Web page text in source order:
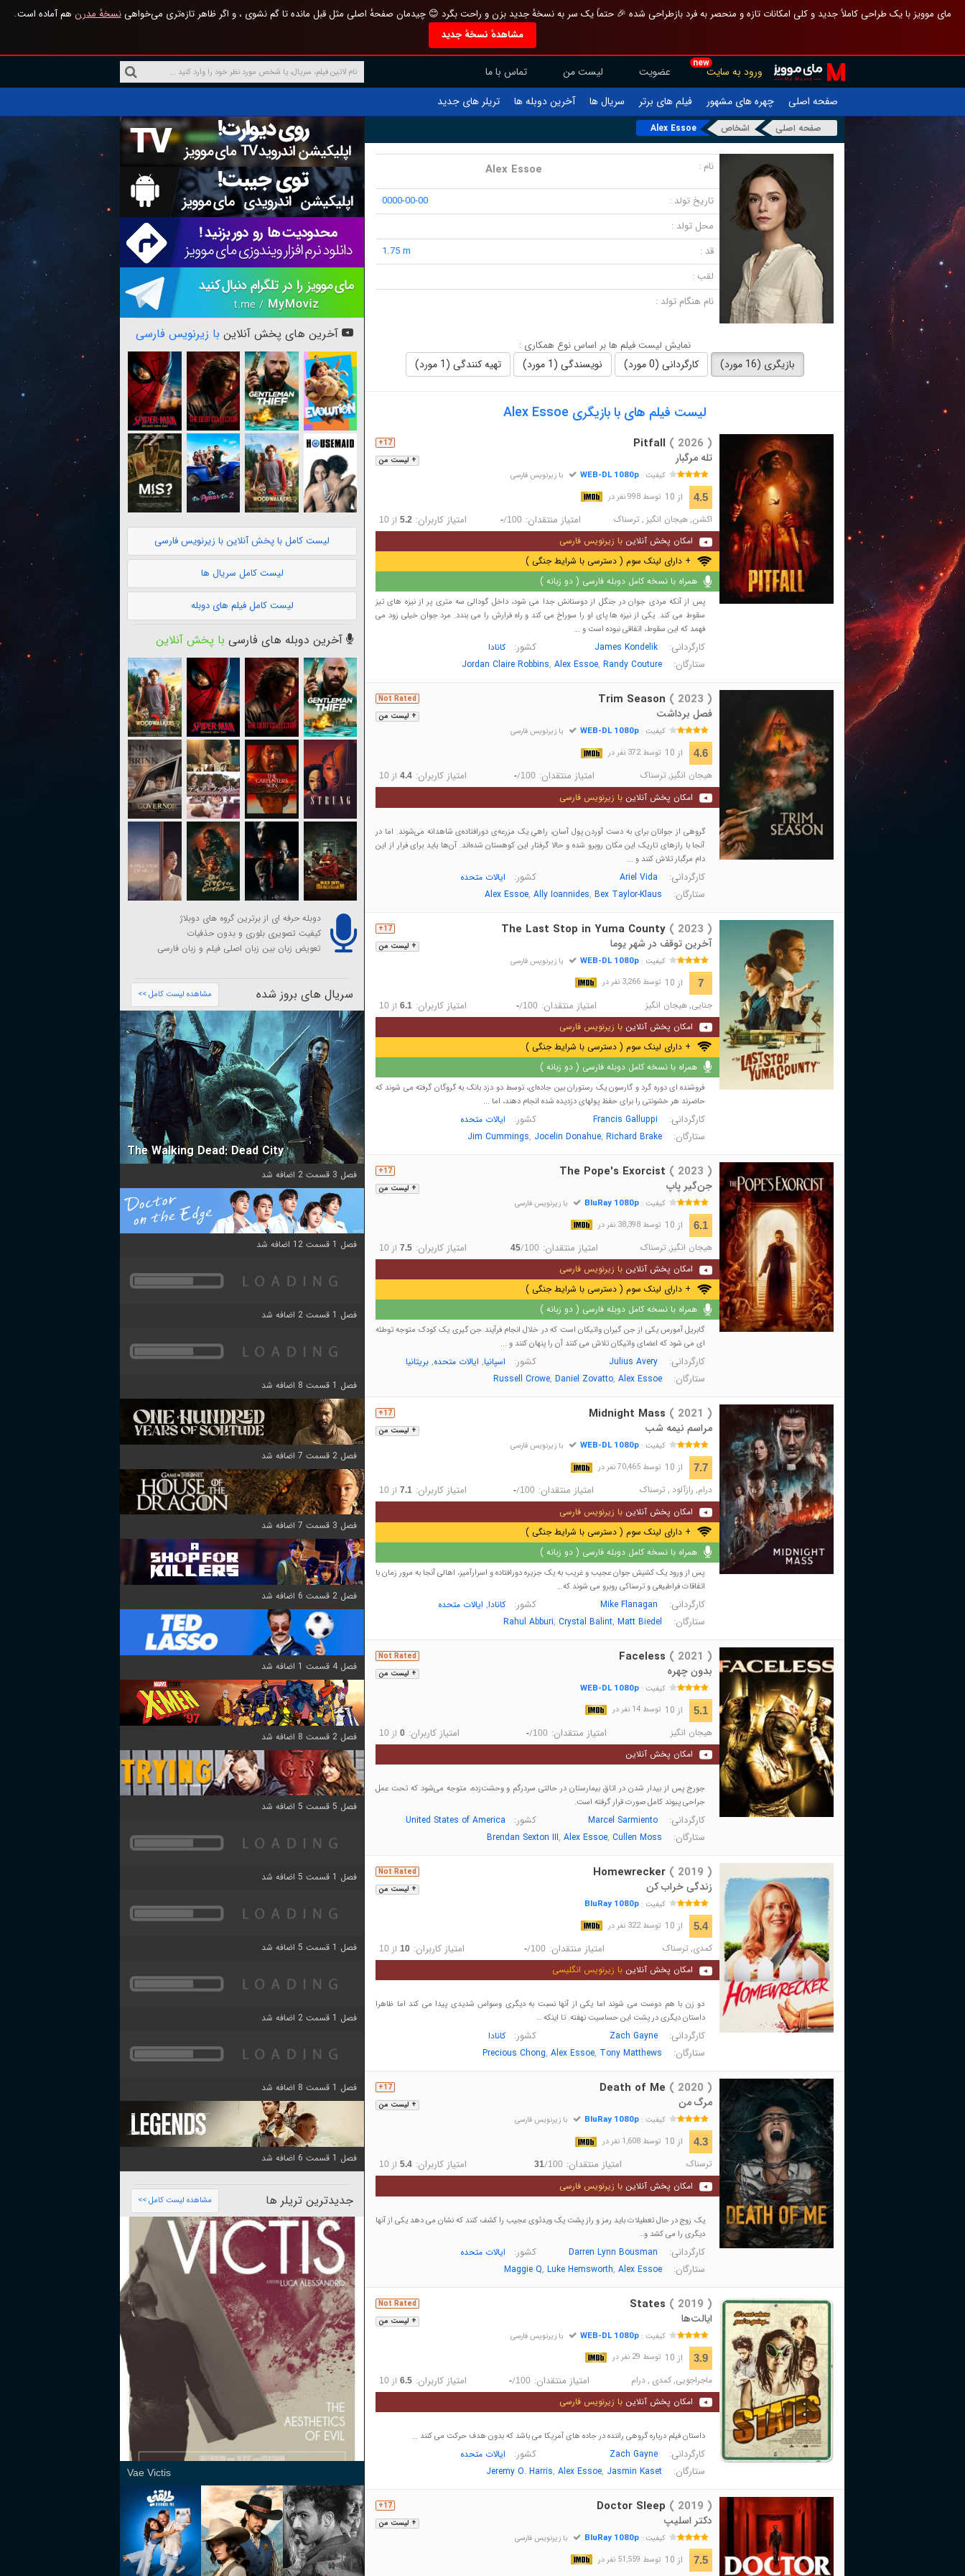
مای موویز با یک طراحی کاملاً جدید و کلی امکانات تازه و منحصر به فرد بازطراحی شده 🎉 حتماً یک سر به نسخهٔ جدید بزن و راحت بگرد 😊 چیدمان صفحهٔ اصلی مثل قبل مانده تا گم نشوی ، و اگر ظاهر تازه‌تری می‌خواهینسخهٔ مدرن هم آماده است.
مشاهدهٔ نسخهٔ جدید
new
ورود به سایت عضویت لیست من
تماس با ما
صفحه اصلی
چهره های مشهور فیلم های برتر سریال ها آخرین دوبله ها تریلر های جدید
صفحه اصلی اشخاص Alex Essoe
نام : Alex Essoe
تاریخ تولد :
0000-00-00
محل تولد :
قد :
1.75 m
لقب :
نام هنگام تولد :
نمایش لیست فیلم ها بر اساس نوع همکاری :
بازیگری (16 مورد) کارگردانی (0 مورد) نویسندگی (1 مورد) تهیه کنندگی (1 مورد)
لیست فیلم های با بازیگری Alex Essoe
+ لیست من
17+ Pitfall ( 2026 )
تله مرگبار
کیفیت :WEB-DL 1080p با زیرنویس فارسی
4.5 از 10 توسط 998 نفر در
اکشن,هیجان انگیز , ترسناک امتیاز منتقدان: -/100 امتیاز کاربران: 5.2 از 10
امکان پخش آنلاین با زیرنویس فارسی
+ دارای لینک سوم ( دسترسی با شرایط جنگی )
همراه با نسخه کامل دوبله فارسی ( دو زبانه )
پس از آنکه مردی جوان در جنگل از دوستانش جدا می شود، داخل گودالی سه متری پر از نیزه های تیز
سقوط می کند. یکی از نیزه ها پای او را سوراخ می کند و راه فرارش را می بندد. مرد جوان خیلی زود می
فهمد که این سقوط، اتفاقی نبوده است و ...
کارگردانی:James Kondelik کشور:کانادا
ستارگان: Jordan Claire Robbins, Alex Essoe, Randy Couture
+ لیست من
Not Rated Trim Season ( 2023 )
فصل برداشت
کیفیت :WEB-DL 1080p با زیرنویس فارسی
4.6 از 10 توسط 372 نفر در
هیجان انگیز, ترسناک امتیاز منتقدان: -/100 امتیاز کاربران: 4.4 از 10
امکان پخش آنلاین با زیرنویس فارسی
گروهی از جوانان برای به دست آوردن پول آسان، راهیِ یک مزرعه‌ی دورافتاده‌ی شاهدانه می‌شوند. اما در
آنجا با رازهای تاریک این مکان روبرو شده و حالا گرفتار این کوهستان شده‌اند. آن‌ها باید برای فرار از این
دام مرگبار تلاش کنند و ...
کارگردانی: Ariel Vida کشور: ایالات متحده
ستارگان: Alex Essoe, Ally Ioannides, Bex Taylor-Klaus
+ لیست من
17+ The Last Stop in Yuma County( 2023 )
آخرین توقف در شهر یوما
کیفیت :WEB-DL 1080p با زیرنویس فارسی
7 از 10 توسط 3,266 نفر در
جنایی, هیجان انگیز امتیاز منتقدان: -/100 امتیاز کاربران: 6.1 از 10
امکان پخش آنلاین با زیرنویس فارسی
+ دارای لینک سوم ( دسترسی با شرایط جنگی )
همراه با نسخه کامل دوبله فارسی ( دو زبانه )
فروشنده ای دوره گرد و گارسون یک رستوران بین جاده‌ای، توسط دو دزد بانک به گروگان گرفته می شوند که
حاضرند هر خشونتی را برای حفظ پولهای دزدیده شده انجام دهند، اما ...
کارگردانی: Francis Galluppi کشور: ایالات متحده
ستارگان: Jim Cummings, Jocelin Donahue, Richard Brake
+ لیست من
17+ The Pope's Exorcist ( 2023 )
جن‌گیر پاپ
کیفیت :BluRay 1080p با زیرنویس فارسی
6.1 از 10 توسط 38,398 نفر در
هیجان انگیز, ترسناک امتیاز منتقدان: 45/100 امتیاز کاربران: 7.5 از 10
امکان پخش آنلاین با زیرنویس فارسی
+ دارای لینک سوم ( دسترسی با شرایط جنگی )
همراه با نسخه کامل دوبله فارسی ( دو زبانه )
گابریل آمورس یکی از جن گیران واتیکان است که در خلال انجام فرآیند جن گیری یک کودک متوجه توطئه
ای می شود که اعضای واتیکان تلاش می کنند آن را پنهان کنند و ...
کارگردانی:Julius Avery کشور: اسپانیا, ایالات متحده, بریتانیا
ستارگان: Russell Crowe, Daniel Zovatto, Alex Essoe
+ لیست من
17+ Midnight Mass ( 2021 )
مراسم نیمه شب
کیفیت :WEB-DL 1080p با زیرنویس فارسی
7.7 از 10 توسط 70,465 نفر در
درام, رازآلود , ترسناک امتیاز منتقدان: -/100 امتیاز کاربران: 7.1 از 10
امکان پخش آنلاین با زیرنویس فارسی
+ دارای لینک سوم ( دسترسی با شرایط جنگی )
همراه با نسخه کامل دوبله فارسی ( دو زبانه )
پس از ورود یک کشیش جوان عجیب و غریب به یک جزیره دورافتاده و اسرارآمیز، اهالی آنجا به مرور زمان با
اتفاقات فراطبیعی و ترسناکی روبرو می شوند که...
کارگردانی: Mike Flanagan کشور:کانادا, ایالات متحده
ستارگان: Rahul Abburi, Crystal Balint, Matt Biedel
+ لیست من
Not Rated Faceless ( 2021 )
بدون چهره
کیفیت :WEB-DL 1080p
5.1 از 10 توسط 14 نفر در
هیجان انگیز امتیاز منتقدان: -/100 امتیاز کاربران: 0 از 10
امکان پخش آنلاین
جورج پس از بیدار شدن در اتاق بیمارستان در حالتی سردرگم و وحشت‌زده، متوجه می‌شود که تحت عمل
جراحی پیوند کامل صورت قرار گرفته است.
کارگردانی:Marcel Sarmiento کشور: United States of America
ستارگان: Brendan Sexton III, Alex Essoe, Cullen Moss
+ لیست من
Not Rated Homewrecker( 2019 )
زندگی خراب کن
کیفیت :BluRay 1080p
5.4 از 10 توسط 322 نفر در
کمدی, ترسناک امتیاز منتقدان: -/100 امتیاز کاربران: 10 از 10
امکان پخش آنلاین با زیرنویس انگلیسی
دو زن با هم دوست می شوند اما یکی از آنها نسبت به دیگری وسواس شدیدی پیدا می کند اما ظاهرا
داستان دیگری در پشت این حساسیت نهفته. تا اینکه …
کارگردانی:Zach Gayne کشور:کانادا
ستارگان: Precious Chong, Alex Essoe, Tony Matthews
+ لیست من
17+ Death of Me ( 2020 )
مرگ من
کیفیت :BluRay 1080p با زیرنویس فارسی
4.3 از 10 توسط 1,608 نفر در
ترسناک امتیاز منتقدان: 31/100 امتیاز کاربران: 5.4 از 10
امکان پخش آنلاین با زیرنویس فارسی
یک زوج در حال تعطیلات باید رمز و راز پشت یک ویدئوی عجیب را کشف کنند که نشان می دهد یکی از آنها
دیگری را می کشد و…
کارگردانی: Darren Lynn Bousman کشور: ایالات متحده
ستارگان: Maggie Q, Luke Hemsworth, Alex Essoe
+ لیست من
Not Rated States ( 2019 )
ایالت‌ها
کیفیت :WEB-DL 1080p با زیرنویس فارسی
3.9 از 10 توسط 29 نفر در
ماجراجویی, کمدی , درام امتیاز منتقدان: -/100 امتیاز کاربران: 6.5 از 10
امکان پخش آنلاین با زیرنویس فارسی
داستان فیلم درباره گروهی راننده در جاده های آمریکا می باشد که بدون هدف حرکت می کنند ...
کارگردانی:Zach Gayne کشور: ایالات متحده
ستارگان: Jeremy O. Harris, Alex Essoe, Jasmin Kaset
+ لیست من
17+ Doctor Sleep ( 2019 )
دکتر اسلیپ
کیفیت :BluRay 1080p با زیرنویس فارسی
7.5 از 10 توسط 51,559 نفر در
آخرین های پخش آنلاین با زیرنویس فارسی
لیست کامل با پخش آنلاین با زیرنویس فارسی
لیست کامل سریال ها
لیست کامل فیلم های دوبله
آخرین دوبله های فارسی با پخش آنلاین
دوبله حرفه ای از برترین گروه های دوبلاژ
کیفیت تصویری بلوری و بدون حذفیات
تعویض زبان بین زبان اصلی فیلم و زبان فارسی
سریال های بروز شده مشاهده لیست کامل >>
The Walking Dead: Dead City
فصل 3 قسمت 2 اضافه شد
فصل 1 قسمت 12 اضافه شد
فصل 1 قسمت 2 اضافه شد
فصل 1 قسمت 8 اضافه شد
فصل 2 قسمت 7 اضافه شد
فصل 3 قسمت 7 اضافه شد
فصل 2 قسمت 6 اضافه شد
فصل 4 قسمت 1 اضافه شد
فصل 2 قسمت 8 اضافه شد
فصل 5 قسمت 5 اضافه شد
فصل 1 قسمت 5 اضافه شد
فصل 1 قسمت 5 اضافه شد
فصل 1 قسمت 2 اضافه شد
فصل 1 قسمت 8 اضافه شد
فصل 1 قسمت 6 اضافه شد
جدیدترین تریلر ها مشاهده لیست کامل >>
Vae Victis